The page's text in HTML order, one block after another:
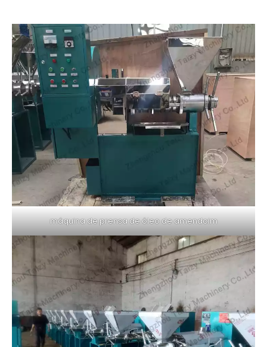
máquina de prensa de óleo de amendoim